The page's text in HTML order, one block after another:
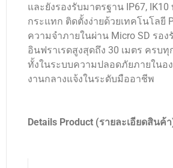
และยังรองรับมาตรฐาน IP67,
กระแทก ติดตั้งง่ายด้วยเทคโนโลยี
ความจำภายในผ่าน Micro SD รอง
อินฟราเรดสูงสุดถึง 30 เมตร ครบ
ทั้งในระบบความปลอดภัยภายในอ
งานกลางแจ้งในระดับมืออาชีพ
Details Product (รายละเอียดสินค้